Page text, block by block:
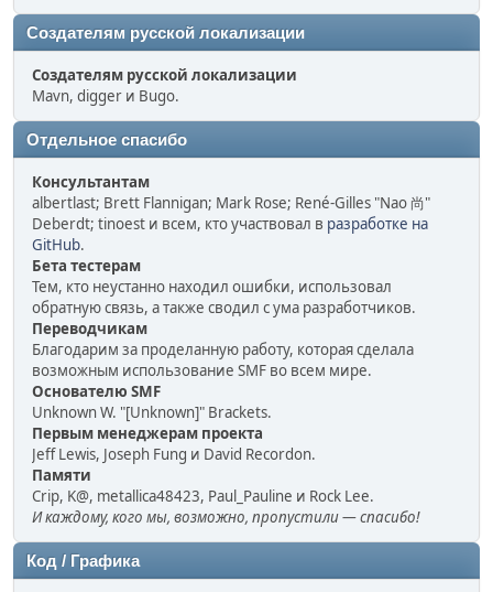
Создателям русской локализации
Создателям русской локализации
Mavn, digger и Bugo.
Отдельное спасибо
Консультантам
albertlast; Brett Flannigan; Mark Rose; René-Gilles "Nao 尚"
Deberdt; tinoest и всем, кто участвовал в разработке на
GitHub.
Бета тестерам
Тем, кто неустанно находил ошибки, использовал
обратную связь, а также сводил с ума разработчиков.
Переводчикам
Благодарим за проделанную работу, которая сделала
возможным использование SMF во всем мире.
Основателю SMF
Unknown W. "[Unknown]" Brackets.
Первым менеджерам проекта
Jeff Lewis, Joseph Fung и David Recordon.
Памяти
Crip, K@, metallica48423, Paul_Pauline и Rock Lee.
И каждому, кого мы, возможно, пропустили — спасибо!
Код / Графика